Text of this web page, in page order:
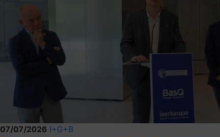
07/07/2026 I+G+B